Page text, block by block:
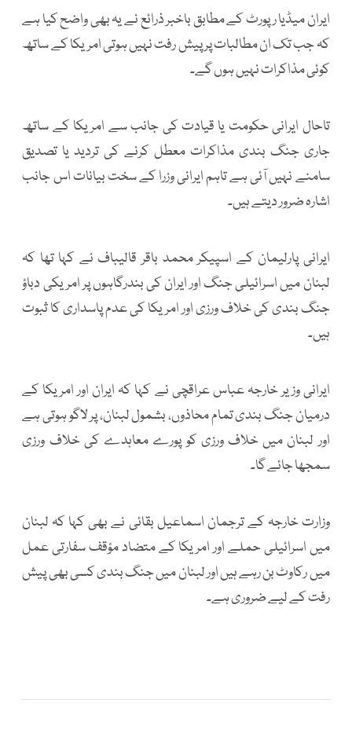
ایران میڈیا رپورٹ کے مطابق باخبر ذرائع نے یہ بھی واضح کیا ہے
کہ جب تک ان مطالبات پر پیش رفت نہیں ہوتی امریکا کے ساتھ
کوئی مذاکرات نہیں ہوں گے۔
تاحال ایرانی حکومت یا قیادت کی جانب سے امریکا کے ساتھ
جاری جنگ بندی مذاکرات معطل کرنے کی تردید یا تصدیق
سامنے نہیں آئی ہے تاہم ایرانی وزرا کے سخت بیانات اس جانب
اشارہ ضرور دیتے ہیں۔
ایرانی پارلیمان کے اسپیکر محمد باقر قالیباف نے کہا تھا کہ
لبنان میں اسرائیلی جنگ اور ایران کی بندرگاہوں پر امریکی دباؤ
جنگ بندی کی خلاف ورزی اور امریکا کی عدم پاسداری کا ثبوت
ہیں۔
ایرانی وزیر خارجہ عباس عراقچی نے کہا کہ ایران اور امریکا کے
درمیان جنگ بندی تمام محاذوں، بشمول لبنان، پر لاگو ہوتی ہے
اور لبنان میں خلاف ورزی کو پورے معاہدے کی خلاف ورزی
سمجھا جائے گا۔
وزارت خارجہ کے ترجمان اسماعیل بقائی نے بھی کہا کہ لبنان
میں اسرائیلی حملے اور امریکا کے متضاد مؤقف سفارتی عمل
میں رکاوٹ بن رہے ہیں اور لبنان میں جنگ بندی کسی بھی پیش
رفت کے لیے ضروری ہے۔